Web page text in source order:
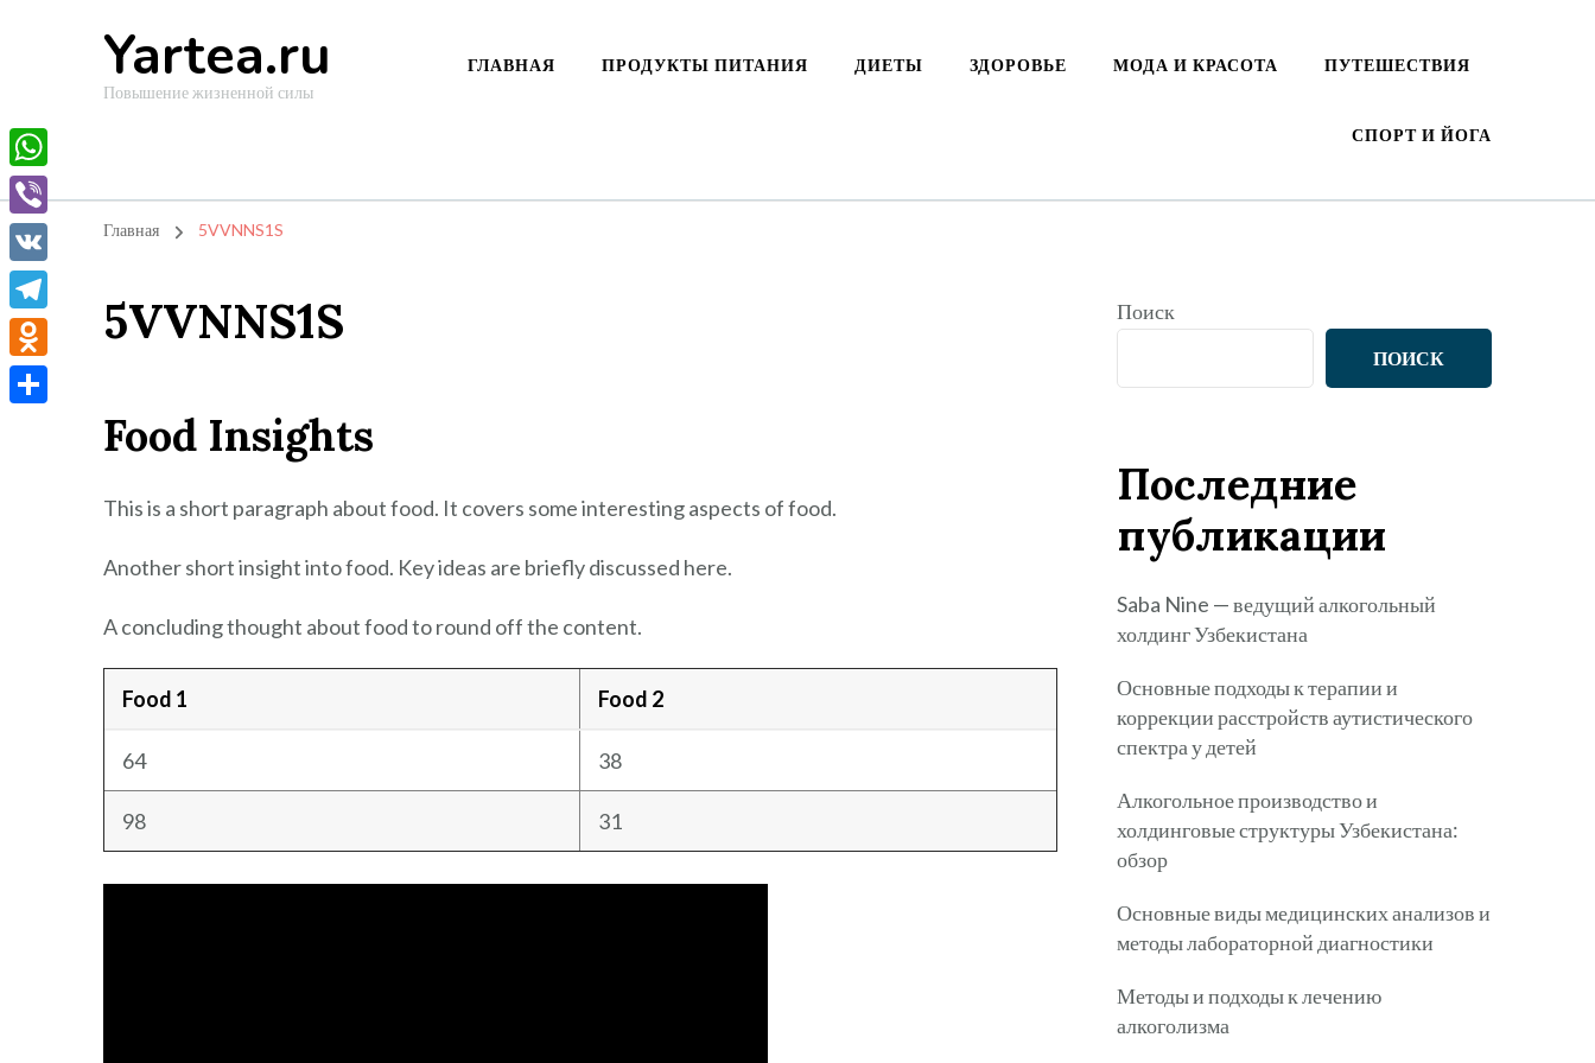
Yartea.ru
Повышение жизненной силы
ГЛАВНАЯ ПРОДУКТЫ ПИТАНИЯ ДИЕТЫ ЗДОРОВЬЕ МОДА И КРАСОТА ПУТЕШЕСТВИЯ
СПОРТ И ЙОГА
Главная 5VVNNS1S
5VVNNS1S
Food Insights
This is a short paragraph about food. It covers some interesting aspects of food.
Another short insight into food. Key ideas are briefly discussed here.
A concluding thought about food to round off the content.
Food 1 Food 2
64 38
98 31
Поиск
ПОИСК
Последние
публикации
Saba Nine — ведущий алкогольный
холдинг Узбекистана
Основные подходы к терапии и
коррекции расстройств аутистического
спектра у детей
Алкогольное производство и
холдинговые структуры Узбекистана:
обзор
Основные виды медицинских анализов и
методы лабораторной диагностики
Методы и подходы к лечению
алкоголизма
WhatsApp
Viber
VK
Telegram
Odnoklassniki
Отправить